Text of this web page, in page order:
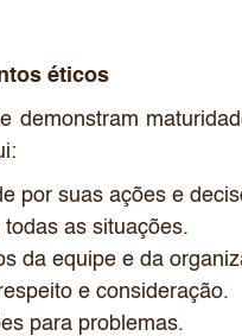
éticos
demonstram
por suas ações e
as situações.
da equipe e da
e consideração.
para problemas.